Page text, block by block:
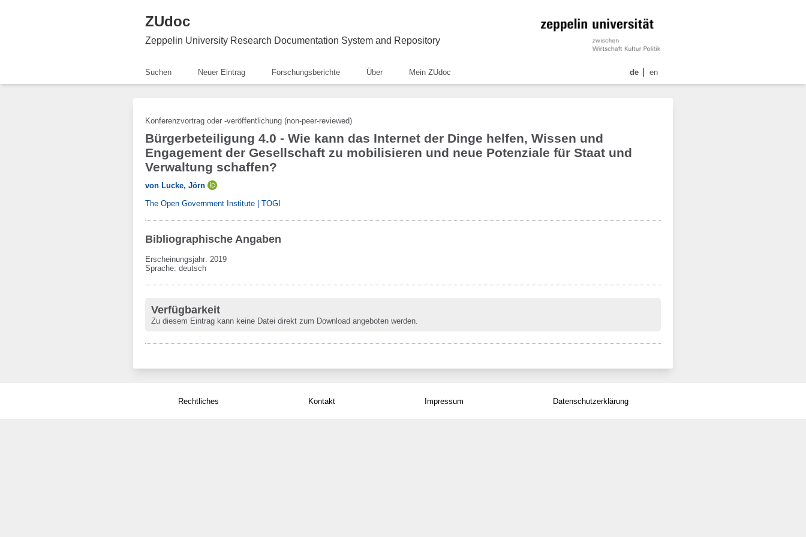
ZUdoc
Zeppelin University Research Documentation System and Repository
Suchen Neuer Eintrag Forschungsberichte Über Mein ZUdoc de en
Konferenzvortrag oder -veröffentlichung (non-peer-reviewed)
Bürgerbeteiligung 4.0 - Wie kann das Internet der Dinge helfen, Wissen und
Engagement der Gesellschaft zu mobilisieren und neue Potenziale für Staat und
Verwaltung schaffen?
von Lucke, Jörn
The Open Government Institute | TOGI
Bibliographische Angaben
Erscheinungsjahr: 2019
Sprache: deutsch
Verfügbarkeit
Zu diesem Eintrag kann keine Datei direkt zum Download angeboten werden.
Rechtliches Kontakt Impressum Datenschutzerklärung